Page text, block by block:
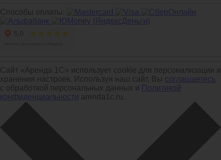
Способы оплаты:
Сайт «Аренда 1С» использует cookie для персонализации и
хранения настроек. Используя наш сайт, Вы соглашаетесь
с обработкой персональных данных и Политикой
конфиденциальности arenda1c.ru.